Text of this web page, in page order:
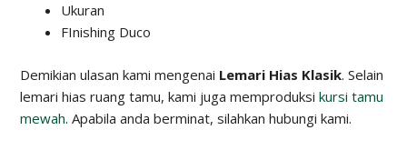
Ukuran
FInishing Duco
Demikian ulasan kami mengenai Lemari Hias Klasik. Selain
lemari hias ruang tamu, kami juga memproduksi kursi tamu
mewah. Apabila anda berminat, silahkan hubungi kami.